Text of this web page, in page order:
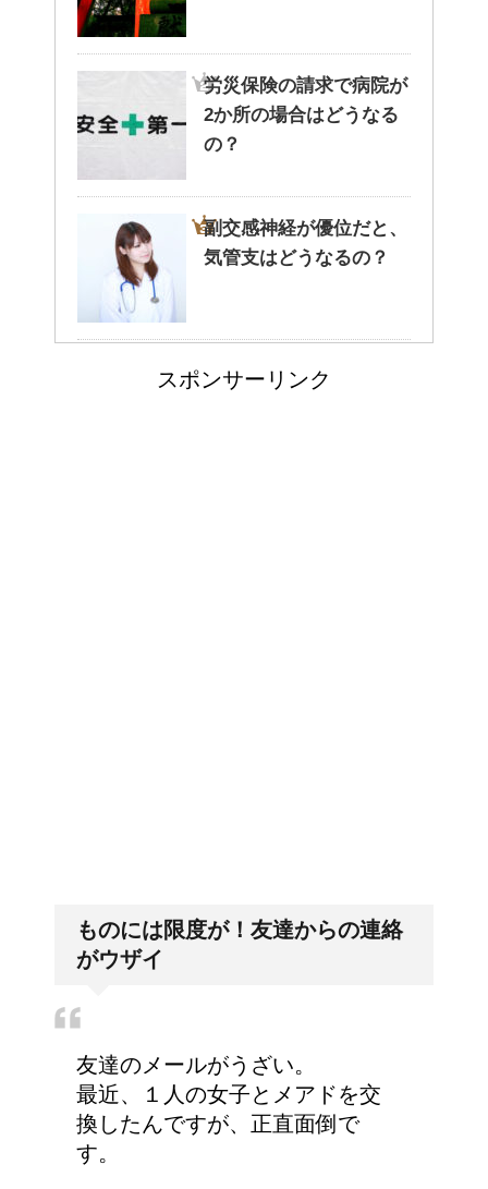
猫と死別。悲しくても最後の挨
拶をしましょう。
腹痛、しかも激痛・吐き気もあ
癒しを与えてくれるメダカ。そ
労災保険の請求で病院が
2か所の場合はどうなる
の？
副交感神経が優位だと、
気管支はどうなるの？
大学の成績の評価での
スポンサーリンク
ものには限度が！友達からの連絡
がウザイ
友達のメールがうざい。
最近、１人の女子とメアドを交
換したんですが、正直面倒で
す。